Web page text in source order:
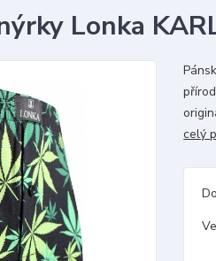
Lonka
celý